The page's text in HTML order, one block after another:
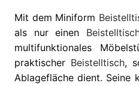
Mit dem Miniform
als nur einen
multifunktionales
praktischer Beistelltisch,
Ablagefläche dient. Seine